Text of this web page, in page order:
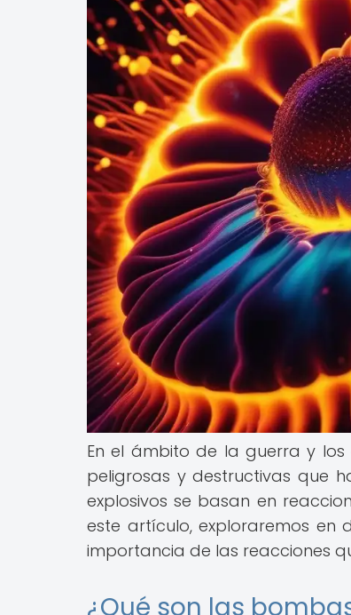
En el ámbito de la guerra y
peligrosas y destructivas que
explosivos se basan en
este artículo, exploraremos
importancia de las reacciones
¿Qué son las